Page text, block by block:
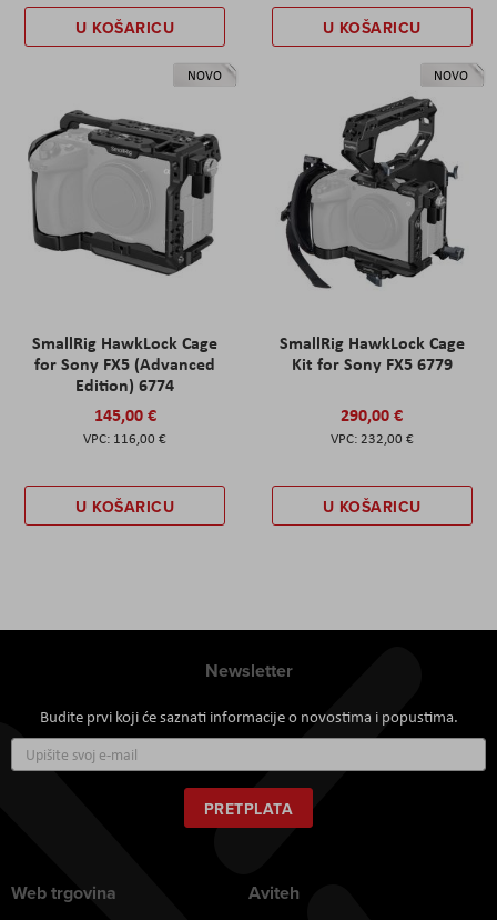
U KOŠARICU U KOŠARICU
NOVO
SmallRig HawkLock Cage
for Sony FX5 (Advanced
Edition) 6774
145,00 €
116,00 €
U KOŠARICU
NOVO
SmallRig HawkLock Cage
Kit for Sony FX5 6779
290,00 €
232,00 €
U KOŠARICU
Newsletter
Budite prvi koji će saznati informacije o novostima i popustima.
se
za
naš
newsletter:
PRETPLATA
Web trgovina Aviteh